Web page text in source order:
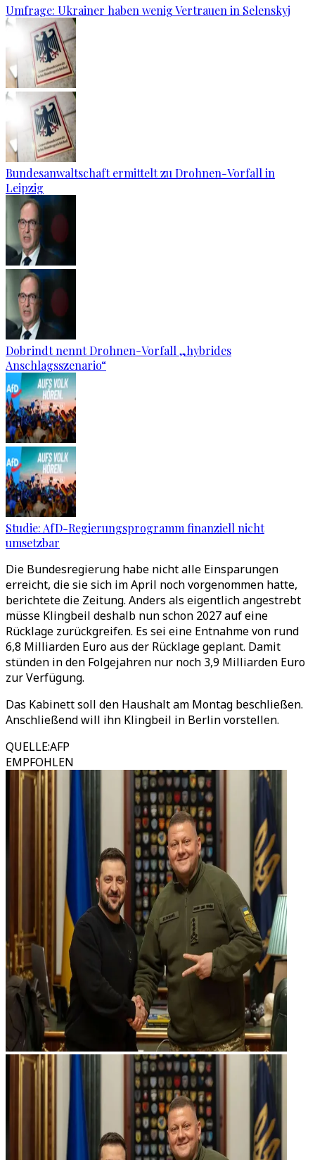
Umfrage: Ukrainer haben wenig Vertrauen in Selenskyj
Bundesanwaltschaft ermittelt zu Drohnen-Vorfall in
Leipzig
Dobrindt nennt Drohnen-Vorfall „hybrides
Anschlagsszenario“
Studie: AfD-Regierungsprogramm finanziell nicht
umsetzbar
Die Bundesregierung habe nicht alle Einsparungen
erreicht, die sie sich im April noch vorgenommen hatte,
berichtete die Zeitung. Anders als eigentlich angestrebt
müsse Klingbeil deshalb nun schon 2027 auf eine
Rücklage zurückgreifen. Es sei eine Entnahme von rund
6,8 Milliarden Euro aus der Rücklage geplant. Damit
stünden in den Folgejahren nur noch 3,9 Milliarden Euro
zur Verfügung.
Das Kabinett soll den Haushalt am Montag beschließen.
Anschließend will ihn Klingbeil in Berlin vorstellen.
QUELLE:AFP
EMPFOHLEN